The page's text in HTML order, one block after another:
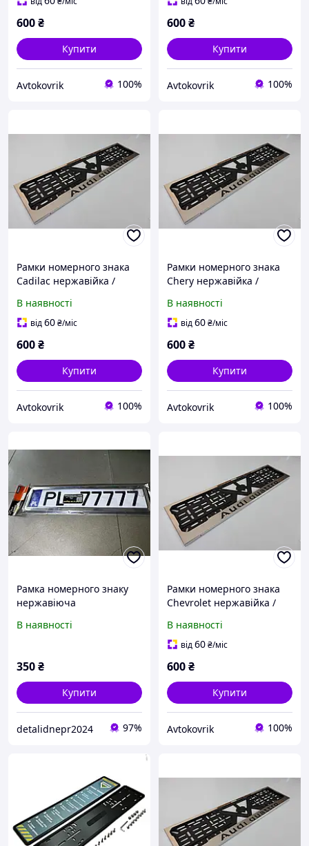
600₴
Купити
Avtokovrik 100%
600₴
Купити
Avtokovrik 100%
Рамки номерного знака
Cadilac нержавійка /
Номерні рамки
нержавійка
В наявності
від60₴/міс
600₴
Купити
Avtokovrik 100%
Рамки номерного знака
Chery нержавійка /
Номерні рамки
нержавійка
В наявності
від60₴/міс
600₴
Купити
Avtokovrik 100%
Рамка номерного знаку
нержавіюча
В наявності
350₴
Купити
detalidnepr2024 97%
Рамки номерного знака
Chevrolet нержавійка /
Номерні рамки
нержавійка
В наявності
від60₴/міс
600₴
Купити
Avtokovrik 100%